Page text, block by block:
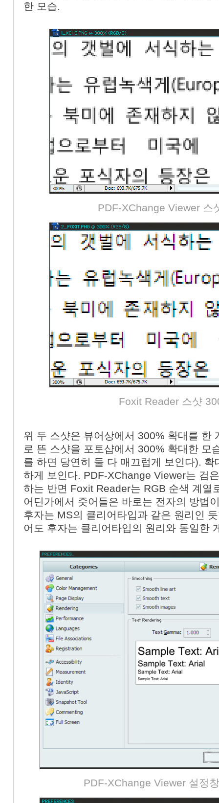
한 모습.
PDF-XChange Viewer 스
Foxit Reader 스샷
위 두 스샷은 뷰어상에서 300% 확대를 한
로 뜬 스샷을 포토샵에서 300% 확대한 모
를 하면 당연히 둘 다 매끄럽게 보인다).
하게 보인다. PDF-XChange Viewer는 검
하는 반면 Foxit Reader는 RGB 순색 계열
어딘가에서 줏어들은 바로는 전자의 방법
후자는 MS의 클리어타입과 같은 원리인
어도 후자는 클리어타입의 원리와 동일한
PDF-XChange Viewer 설정